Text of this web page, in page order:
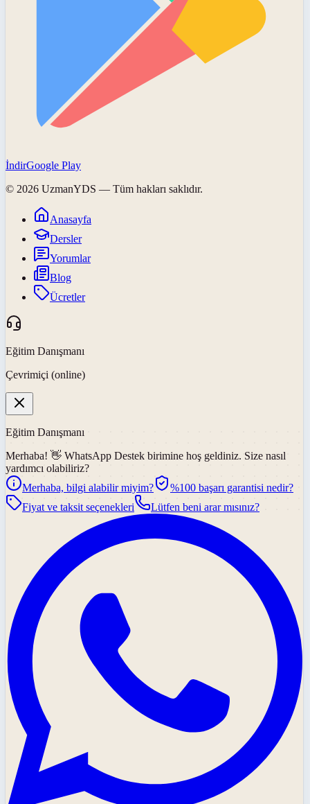
İndirGoogle Play
© 2026 UzmanYDS — Tüm hakları saklıdır.
Anasayfa
Dersler
Yorumlar
Blog
Ücretler
Eğitim Danışmanı
Çevrimiçi (online)
Eğitim Danışmanı
Merhaba! 👋 WhatsApp Destek birimine hoş geldiniz. Size nasıl
yardımcı olabiliriz?
Merhaba, bilgi alabilir miyim?
%100 başarı garantisi nedir?
Fiyat ve taksit seçenekleri
Lütfen beni arar mısınız?